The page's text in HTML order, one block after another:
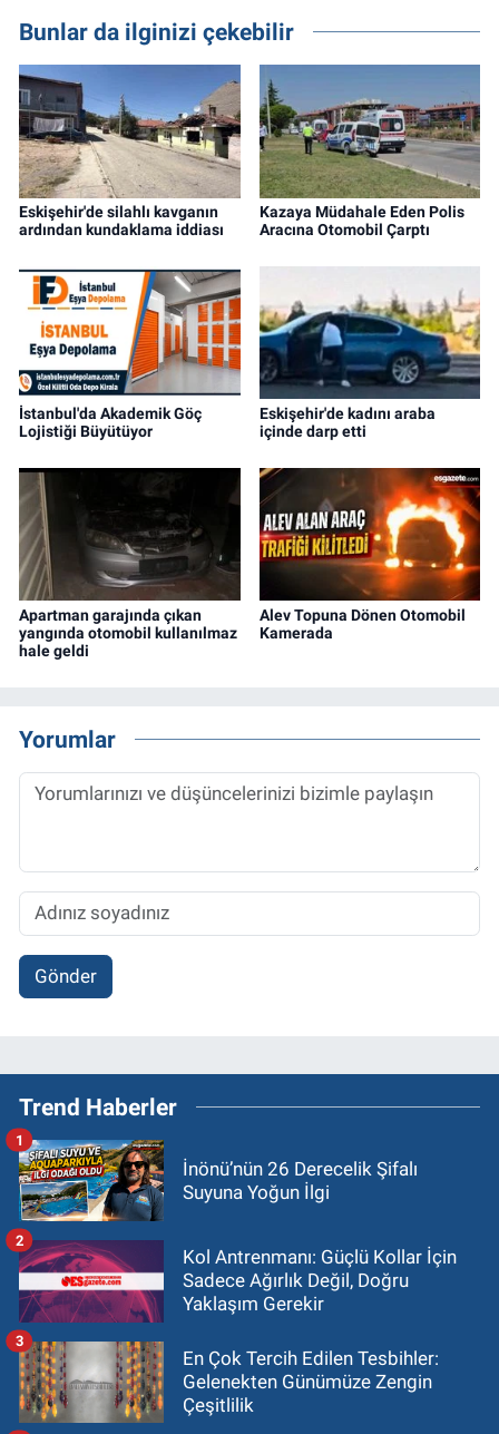
Bunlar da ilginizi çekebilir
Eskişehir'de silahlı kavganın
ardından kundaklama iddiası
Kazaya Müdahale Eden Polis
Aracına Otomobil Çarptı
İstanbul'da Akademik Göç
Lojistiği Büyütüyor
Eskişehir'de kadını araba
içinde darp etti
Apartman garajında çıkan
yangında otomobil kullanılmaz
hale geldi
Alev Topuna Dönen Otomobil
Kamerada
Yorumlar
Gönder
Trend Haberler
İnönü’nün 26 Derecelik Şifalı
Suyuna Yoğun İlgi
1
Kol Antrenmanı: Güçlü Kollar İçin
Sadece Ağırlık Değil, Doğru
Yaklaşım Gerekir
2
En Çok Tercih Edilen Tesbihler:
Gelenekten Günümüze Zengin
Çeşitlilik
3